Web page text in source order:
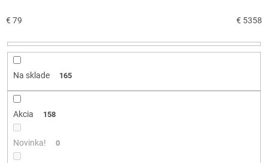
e
r
€ 79 € 5358
Na sklade 165
Akcia 158
Novinka! 0